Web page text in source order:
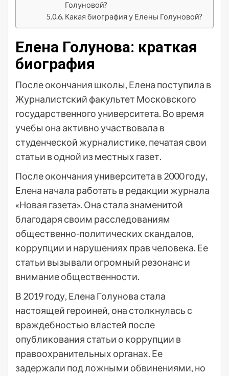
Голуновой?
Какая биография у Елены Голуновой?
Елена Голунова: краткая
биография
После окончания школы, Елена поступила в
Журналистский факультет Московского
государственного университета. Во время
учебы она активно участвовала в
студенческой журналистике, печатая свои
статьи в одной из местных газет.
После окончания университета в 2000 году,
Елена начала работать в редакции журнала
«Новая газета». Она стала знаменитой
благодаря своим расследованиям
общественно-политических скандалов,
коррупции и нарушениях прав человека. Ее
статьи вызывали огромный резонанс и
внимание общественности.
В 2019 году, Елена Голунова стала
настоящей героиней, она столкнулась с
враждебностью властей после
опубликования статьи о коррупции в
правоохранительных органах. Ее
задержали под ложными обвинениями, но